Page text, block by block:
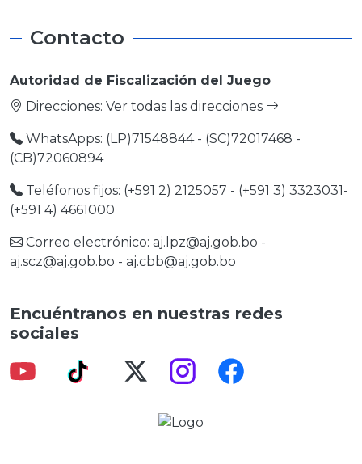
Contacto
Autoridad de Fiscalización del Juego
Direcciones: Ver todas las direcciones
WhatsApps: (LP)71548844 - (SC)72017468 -
(CB)72060894
Teléfonos fijos: (+591 2) 2125057 - (+591 3) 3323031-
(+591 4) 4661000
Correo electrónico: aj.lpz@aj.gob.bo -
aj.scz@aj.gob.bo - aj.cbb@aj.gob.bo
Encuéntranos en nuestras redes
sociales